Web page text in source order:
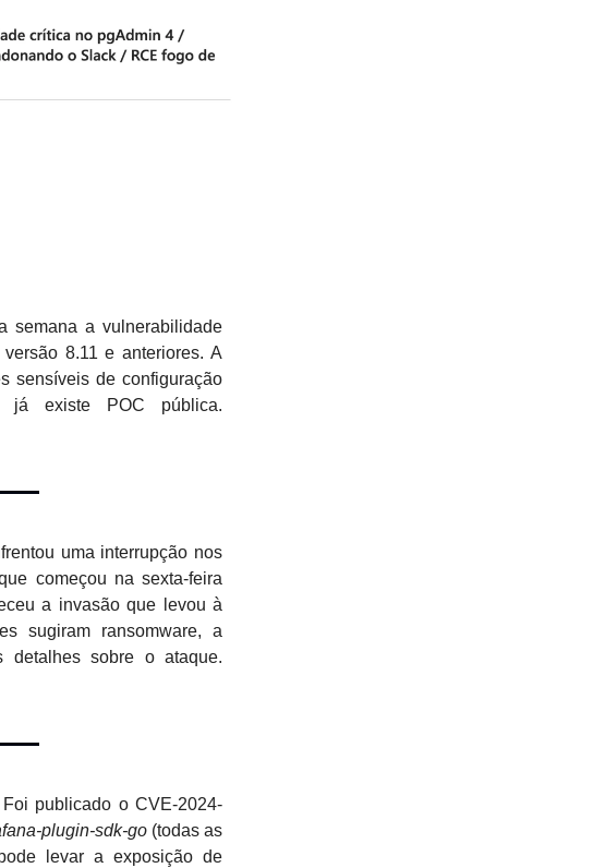
semana a vulnerabilidade
8.11 e anteriores. A
sensíveis de configuração
existe POC pública.
uma interrupção nos
começou na sexta-feira
a invasão que levou à
sugiram ransomware, a
detalhes sobre o ataque.
Foi publicado o CVE-2024-
plugin-sdk-go(todas as
levar a exposição de